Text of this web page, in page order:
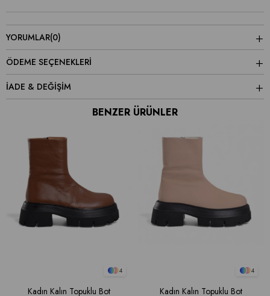
YORUMLAR(0)
ÖDEME SEÇENEKLERI
İADE & DEĞİŞİM
BENZER ÜRÜNLER
4
Kadın Kalın Topuklu Bot
4
Kadın Kalın Topuklu Bot